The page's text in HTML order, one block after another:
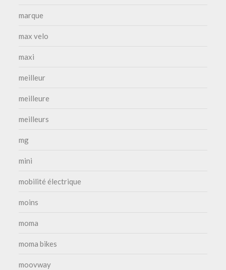
marque
max velo
maxi
meilleur
meilleure
meilleurs
mg
mini
mobilité électrique
moins
moma
moma bikes
moovway